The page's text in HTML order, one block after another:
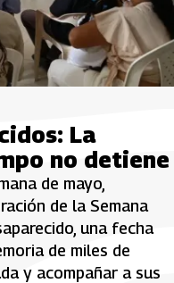
La
no detiene
de mayo,
de la Semana
una fecha
de miles de
y acompañar a sus